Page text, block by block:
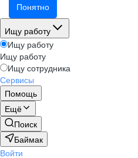
Понятно
Ищу работу
Ищу работу
Ищу работу
Ищу сотрудника
Сервисы
Помощь
Ещё
Поиск
Баймак
Войти